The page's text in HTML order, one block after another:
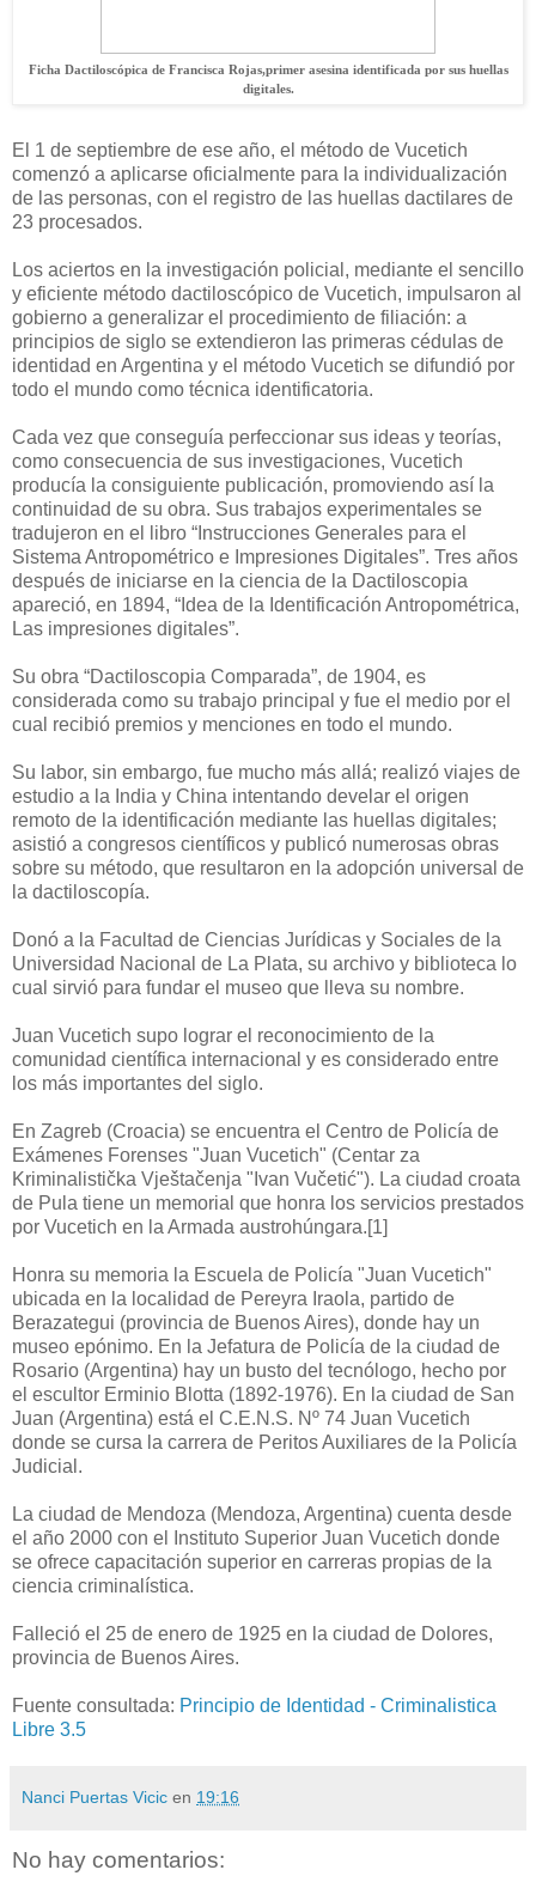
Ficha Dactiloscópica de Francisca Rojas,primer asesina identificada por sus huellas
digitales.
El 1 de septiembre de ese año, el método de Vucetich
comenzó a aplicarse oficialmente para la individualización
de las personas, con el registro de las huellas dactilares de
23 procesados.
Los aciertos en la investigación policial, mediante el sencillo
y eficiente método dactiloscópico de Vucetich, impulsaron al
gobierno a generalizar el procedimiento de filiación: a
principios de siglo se extendieron las primeras cédulas de
identidad en Argentina y el método Vucetich se difundió por
todo el mundo como técnica identificatoria.
Cada vez que conseguía perfeccionar sus ideas y teorías,
como consecuencia de sus investigaciones, Vucetich
producía la consiguiente publicación, promoviendo así la
continuidad de su obra. Sus trabajos experimentales se
tradujeron en el libro “Instrucciones Generales para el
Sistema Antropométrico e Impresiones Digitales”. Tres años
después de iniciarse en la ciencia de la Dactiloscopia
apareció, en 1894, “Idea de la Identificación Antropométrica,
Las impresiones digitales”.
Su obra “Dactiloscopia Comparada”, de 1904, es
considerada como su trabajo principal y fue el medio por el
cual recibió premios y menciones en todo el mundo.
Su labor, sin embargo, fue mucho más allá; realizó viajes de
estudio a la India y China intentando develar el origen
remoto de la identificación mediante las huellas digitales;
asistió a congresos científicos y publicó numerosas obras
sobre su método, que resultaron en la adopción universal de
la dactiloscopía.
Donó a la Facultad de Ciencias Jurídicas y Sociales de la
Universidad Nacional de La Plata, su archivo y biblioteca lo
cual sirvió para fundar el museo que lleva su nombre.
Juan Vucetich supo lograr el reconocimiento de la
comunidad científica internacional y es considerado entre
los más importantes del siglo.
En Zagreb (Croacia) se encuentra el Centro de Policía de
Exámenes Forenses "Juan Vucetich" (Centar za
Kriminalistička Vještačenja "Ivan Vučetić"). La ciudad croata
de Pula tiene un memorial que honra los servicios prestados
por Vucetich en la Armada austrohúngara.[1]
Honra su memoria la Escuela de Policía "Juan Vucetich"
ubicada en la localidad de Pereyra Iraola, partido de
Berazategui (provincia de Buenos Aires), donde hay un
museo epónimo. En la Jefatura de Policía de la ciudad de
Rosario (Argentina) hay un busto del tecnólogo, hecho por
el escultor Erminio Blotta (1892-1976). En la ciudad de San
Juan (Argentina) está el C.E.N.S. Nº 74 Juan Vucetich
donde se cursa la carrera de Peritos Auxiliares de la Policía
Judicial.
La ciudad de Mendoza (Mendoza, Argentina) cuenta desde
el año 2000 con el Instituto Superior Juan Vucetich donde
se ofrece capacitación superior en carreras propias de la
ciencia criminalística.
Falleció el 25 de enero de 1925 en la ciudad de Dolores,
provincia de Buenos Aires.
Fuente consultada: Principio de Identidad - Criminalistica
Libre 3.5
Nanci Puertas Vicic en 19:16
No hay comentarios: